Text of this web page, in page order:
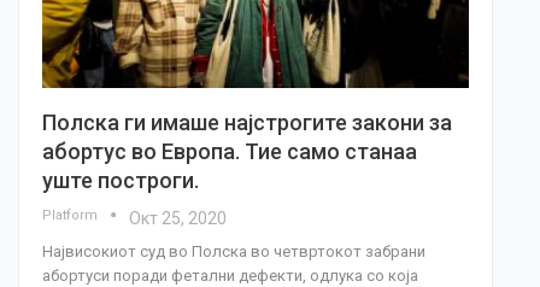
Полска ги имаше најстрогите закони за
абортус во Европа. Тие само станаа
уште построги.
Platform Окт 25, 2020
Највисокиот суд во Полска во четвртокот забрани
абортуси поради фетални дефекти, одлука со која